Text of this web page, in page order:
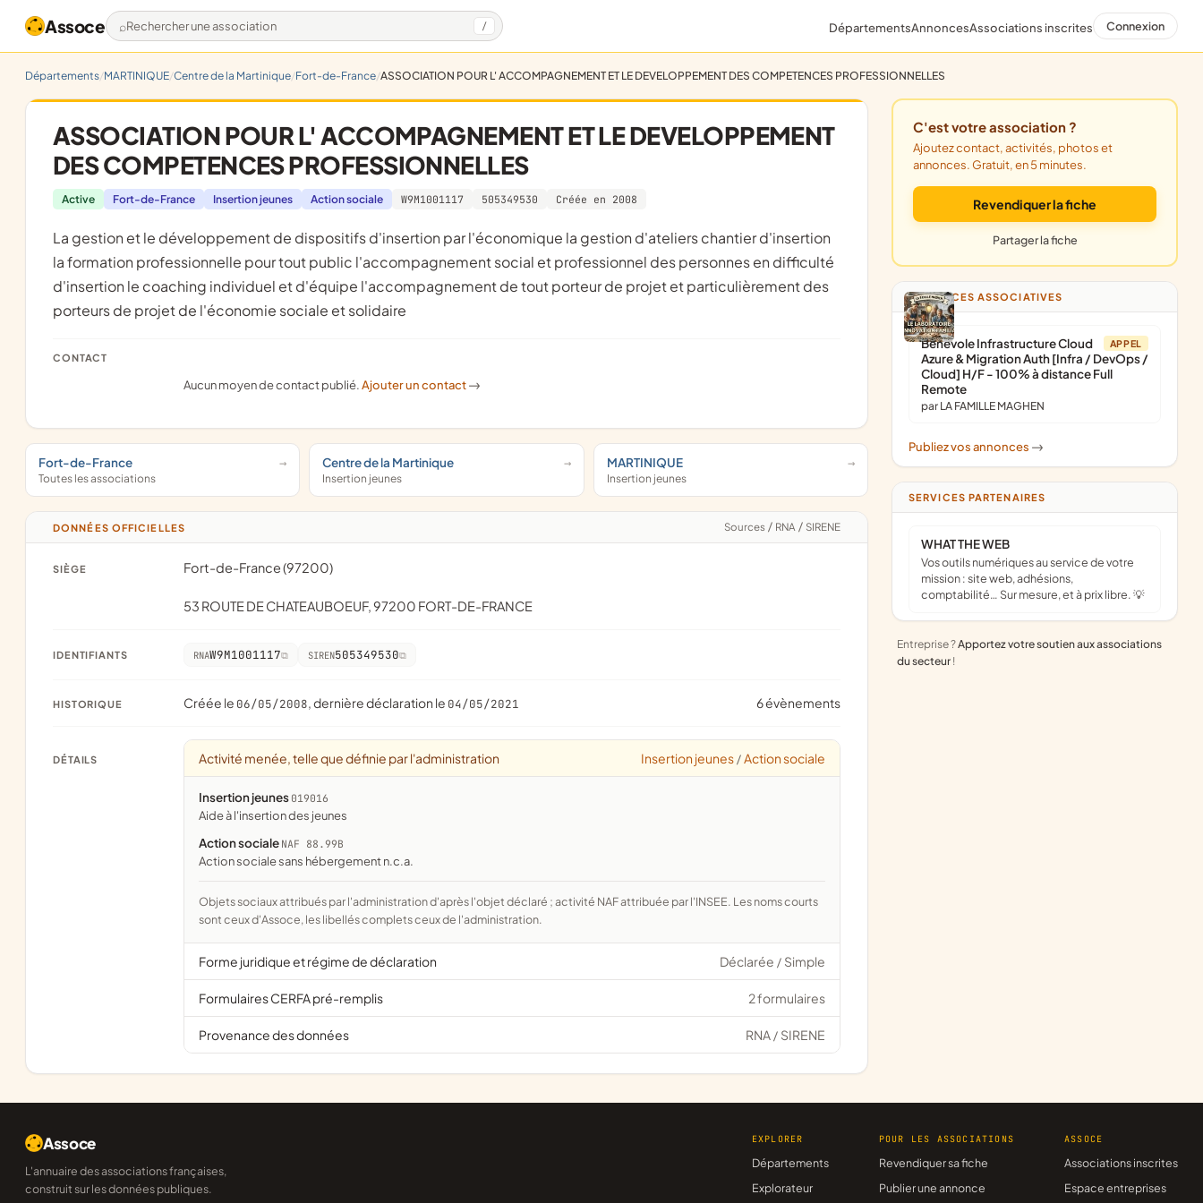
Assoce Rechercher une association / DépartementsAnnoncesAssociations inscrites Connexion
Départements MARTINIQUE Centre de la Martinique Fort-de-France ASSOCIATION POUR L' ACCOMPAGNEMENT ET LE DEVELOPPEMENT DES COMPETENCES PROFESSIONNELLES
ASSOCIATION POUR L' ACCOMPAGNEMENT ET LE DEVELOPPEMENT
DES COMPETENCES PROFESSIONNELLES
Active Fort-de-France Insertion jeunes Action sociale W9M1001117 505349530 Créée en 2008
la gestion et le développement de dispositifs d'insertion par l'économique la gestion d'ateliers chantier d'insertion
la formation professionnelle pour tout public l'accompagnement social et professionnel des personnes en difficulté
d'insertion le coaching individuel et d'équipe l'accompagnement de tout porteur de projet et particulièrement des
porteurs de projet de l'économie sociale et solidaire
CONTACT
Aucun moyen de contact publié.Ajouter un contact ->
Fort-de-France
Toutes les associations
Centre de la Martinique
Insertion jeunes
MARTINIQUE
Insertion jeunes
DONNÉES OFFICIELLES Sources / RNA / SIRENE
SIÈGE Fort-de-France (97200)
53 ROUTE DE CHATEAUBOEUF, 97200 FORT-DE-FRANCE
IDENTIFIANTS RNAW9M1001117 SIREN505349530
HISTORIQUE Créée le 06/05/2008, dernière déclaration le 04/05/2021 6 évènements
DÉTAILS Activité menée, telle que définie par l'administration Insertion jeunes / Action sociale
Insertion jeunes 019016
aide à l'insertion des jeunes
Action sociale NAF 88.99B
Action sociale sans hébergement n.c.a.
Objets sociaux attribués par l'administration d'après l'objet déclaré ; activité NAF attribuée par l'INSEE. Les noms courts
sont ceux d'Assoce, les libellés complets ceux de l'administration.
Forme juridique et régime de déclaration Déclarée / Simple
Formulaires CERFA pré-remplis 2 formulaires
Provenance des données RNA / SIRENE
C'est votre association ?
Ajoutez contact, activités, photos et
annonces. Gratuit, en 5 minutes.
Revendiquer la fiche
Partager la fiche
ANNONCES ASSOCIATIVES
APPEL
Bénévole Infrastructure Cloud
Azure & Migration Auth [Infra / DevOps /
Cloud] H/F - 100% à distance Full
Remote
par LA FAMILLE MAGHEN
Publiez vos annonces ->
SERVICES PARTENAIRES
WHAT THE WEB
Vos outils numériques au service de votre
mission : site web, adhésions,
comptabilité… Sur mesure, et à prix libre. 💡
Entreprise ?Apportez votre soutien aux associations
du secteur !
Assoce
L'annuaire des associations françaises,
construit sur les données publiques.
EXPLORER
Départements
Explorateur
POUR LES ASSOCIATIONS
Revendiquer sa fiche
Publier une annonce
ASSOCE
Associations inscrites
Espace entreprises